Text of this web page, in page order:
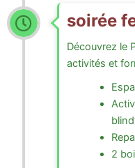
soirée
Découvrez le
activités et
2